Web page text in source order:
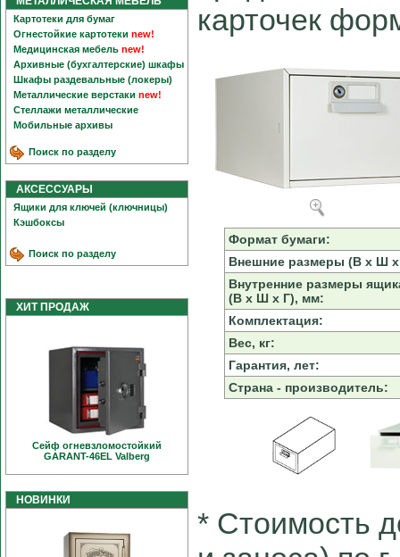
Картотеки для бумаг
Огнестойкие картотеки new!
Медицинская мебель new!
Архивные (бухгалтерские) шкафы
Шкафы раздевальные (локеры)
Металлические верстаки new!
Стеллажи металлические
Мобильные архивы
Поиск по разделу
АКСЕССУАРЫ
Ящики для ключей (ключницы)
Кэшбоксы
Поиск по разделу
ХИТ ПРОДАЖ
Сейф огневзломостойкий
GARANT-46EL Valberg
НОВИНКИ
карточек
Формат бумаги:
Внешние размеры (В х Ш
Внутренние размеры
(В х Ш х Г), мм:
Комплектация:
Вес, кг:
Гарантия, лет:
Страна - производитель:
* Cтоимость